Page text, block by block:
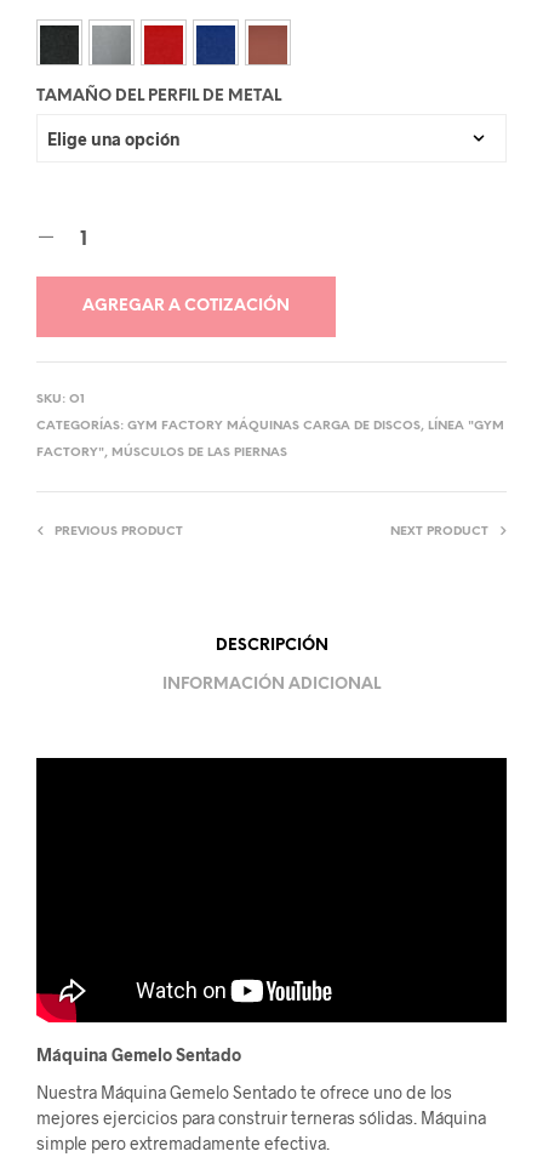
TAMAÑO DEL PERFIL DE METAL
AGREGAR A COTIZACIÓN
SKU: O1
CATEGORÍAS: GYM FACTORY MÁQUINAS CARGA DE DISCOS, LÍNEA "GYM
FACTORY", MÚSCULOS DE LAS PIERNAS
PREVIOUS PRODUCT NEXT PRODUCT
DESCRIPCIÓN
INFORMACIÓN ADICIONAL
Máquina Gemelo Sentado
Nuestra Máquina Gemelo Sentado te ofrece uno de los
mejores ejercicios para construir terneras sólidas. Máquina
simple pero extremadamente efectiva.